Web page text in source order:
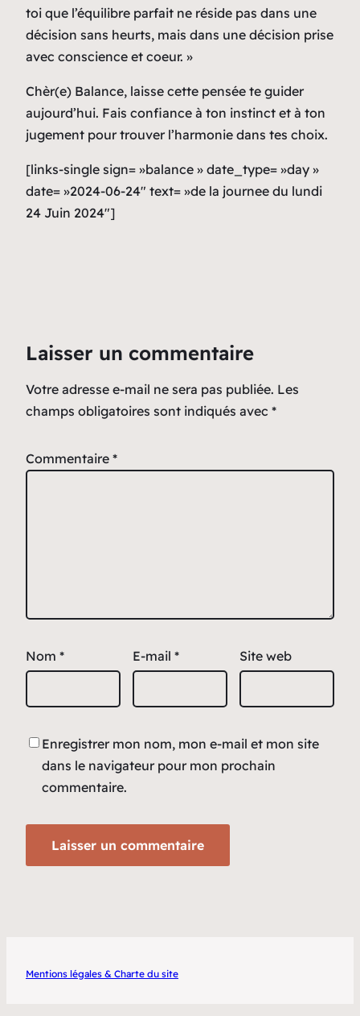
toi que l’équilibre parfait ne réside pas dans une
décision sans heurts, mais dans une décision prise
avec conscience et coeur. »
Chèr(e) Balance, laisse cette pensée te guider
aujourd’hui. Fais confiance à ton instinct et à ton
jugement pour trouver l’harmonie dans tes choix.
[links-single sign= »balance » date_type= »day »
date= »2024-06-24″ text= »de la journee du lundi
24 Juin 2024″]
Laisser un commentaire
Votre adresse e-mail ne sera pas publiée. Les
champs obligatoires sont indiqués avec *
Commentaire *
Nom * E-mail * Site web
Enregistrer mon nom, mon e-mail et mon site
dans le navigateur pour mon prochain
commentaire.
Mentions légales & Charte du site